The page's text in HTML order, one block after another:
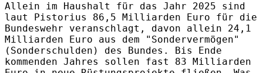
Allein im Haushalt für das Jahr 2025 sind
laut Pistorius 86,5 Milliarden Euro für die
Bundeswehr veranschlagt, davon allein 24,1
Milliarden Euro aus dem "Sondervermögen"
(Sonderschulden) des Bundes. Bis Ende
kommenden Jahres sollen fast 83 Milliarden